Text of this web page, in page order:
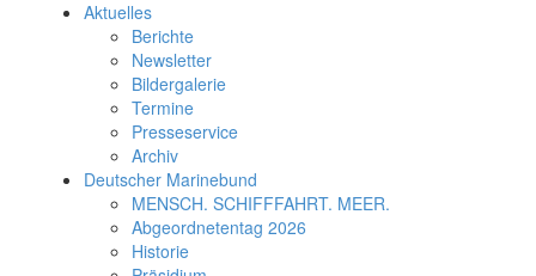
Aktuelles
Berichte
Newsletter
Bildergalerie
Termine
Presseservice
Archiv
Deutscher Marinebund
MENSCH. SCHIFFFAHRT. MEER.
Abgeordnetentag 2026
Historie